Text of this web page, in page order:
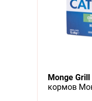
Monge Grill
кормов